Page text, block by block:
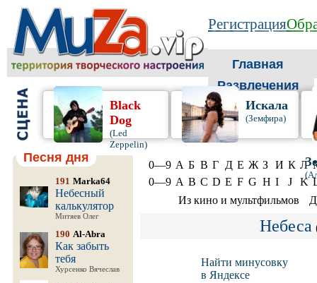
Регистрация
Главная
Развлечения
Black
Dog
(Led
Zeppelin)
Искала
(Земфира)
Песня дня
191 Marka64
Небесный
калькулятор
Митяев Олег
190 Al-Abra
Как забыть
тебя
Хурсенко Вячеслав
0—9 А Б В Г Д Е Ж З И К Л
0—9 A B C D E F G H I J K
Из кино и мультфильмов
Небеса
Найти минусовку
в Яндексе